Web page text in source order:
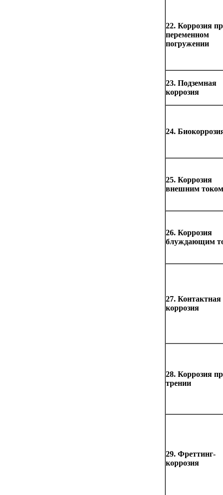
22. Коррозия
переменном
погружении
23. Подземная
коррозия
24.
25. Коррозия
внешним током
26. Коррозия
блуждающим
27. Контактная
коррозия
28. Коррозия
трении
29. Фреттинг-
коррозия